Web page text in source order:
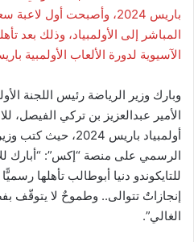
باريس 2024، وأصبحت أول
المباشر إلى الأولمبياد، وذلك بعد
الآسيوية لدورة الألعاب الأولمبية باريس
وبارك وزير الرياضة رئيس اللجنة
الأمير عبدالعزيز بن تركي الفيصل،
أولمبياد باريس
الرسمي على منصة “إكس”: “أبارك
إنجازاتٌ تتوالى.. وطموحٌ لا يتوقّف
الغالي”.